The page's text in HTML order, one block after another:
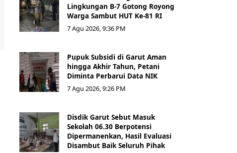
Lingkungan B-7 Gotong Royong
Warga Sambut HUT Ke-81 RI
7 Agu 2026, 9:36 PM
Pupuk Subsidi di Garut Aman
hingga Akhir Tahun, Petani
Diminta Perbarui Data NIK
7 Agu 2026, 9:26 PM
Disdik Garut Sebut Masuk
Sekolah 06.30 Berpotensi
Dipermanenkan, Hasil Evaluasi
Disambut Baik Seluruh Pihak